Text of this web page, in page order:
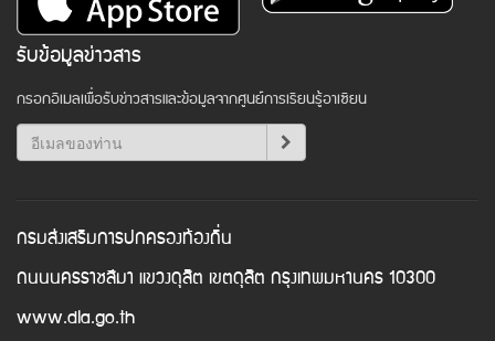
รับข้อมูลข่าวสาร
กรอกอีเมลเพื่อรับข่าวสารและข้อมูลจากศูนย์การเรียนรู้อาเซียน
กรมส่งเสริมการปกครองท้องถิ่น
ถนนนครราชสีมา แขวงดุสิต เขตดุสิต กรุงเทพมหานคร 10300
www.dla.go.th